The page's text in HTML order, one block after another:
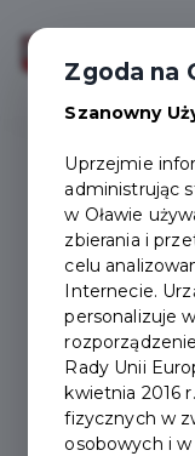
Zgoda na
Szanowny
Uprzejmie
administrując
w Oławie
zbierania i
celu
Internecie.
personalizuje
Rady Unii
kwietnia 2016
fizycznych w
osobowych i